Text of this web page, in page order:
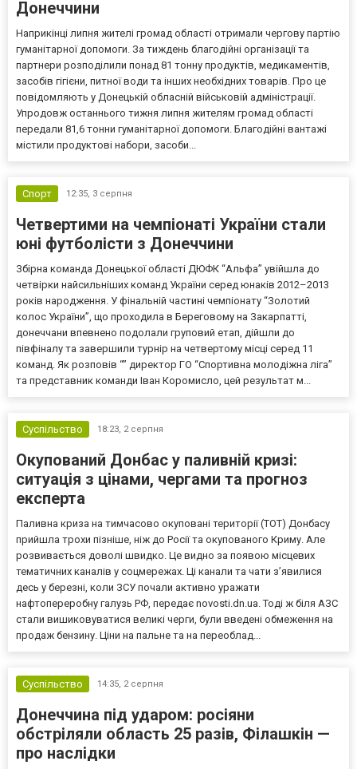
Донеччини
Наприкінці липня жителі громад області отримали чергову партію
гуманітарної допомоги. За тиждень благодійні організації та
партнери розподілили понад 81 тонну продуктів, медикаментів,
засобів гігієни, питної води та інших необхідних товарів. Про це
повідомляють у Донецькій обласній військовій адміністрації.
Упродовж останнього тижня липня жителям громад області
передали 81,6 тонни гуманітарної допомоги. Благодійні вантажі
містили продуктові набори, засоби...
Спорт 12:35, 3 серпня
Четвертими на чемпіонаті України стали
юні футболісти з Донеччини
Збірна команда Донецької області ДЮФК “Альфа” увійшла до
четвірки найсильніших команд України серед юнаків 2012–2013
років народження. У фінальній частині чемпіонату “Золотий
колос України”, що проходила в Береговому на Закарпатті,
донеччани впевнено подолали груповий етап, дійшли до
півфіналу та завершили турнір на четвертому місці серед 11
команд. Як розповів “” директор ГО “Спортивна молодіжна ліга”
та представник команди Іван Коромисло, цей результат м...
Суспільство 18:23, 2 серпня
Окупований Донбас у паливній кризі:
ситуація з цінами, чергами та прогноз
експерта
Паливна криза на тимчасово окуповані території (ТОТ) Донбасу
прийшла трохи пізніше, ніж до Росії та окупованого Криму. Але
розвивається доволі швидко. Це видно за появою місцевих
тематичних каналів у соцмережах. Ці канали та чати з’явилися
десь у березні, коли ЗСУ почали активно уражати
нафтопереробну галузь РФ, передає novosti.dn.ua. Тоді ж біля АЗС
стали вишиковуватися великі черги, були введені обмеження на
продаж бензину. Ціни на пальне та на переоблад...
Суспільство 14:35, 2 серпня
Донеччина під ударом: росіяни
обстріляли область 25 разів, Філашкін —
про наслідки